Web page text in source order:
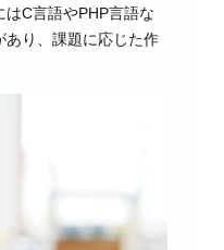
C言語やPHP言語な
あり、課題に応じた作